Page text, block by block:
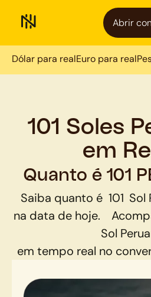
Abrir
Dólar para realEuro para real
101 Soles
em
Quanto é 101
Saiba quanto é 101 Sol
na data de hoje.
Sol
em tempo real no